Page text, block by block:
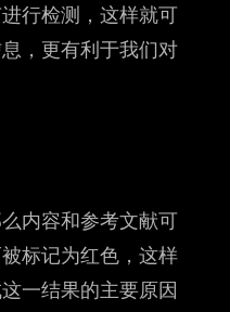
行检测，这样就可
，更有利于我们对
内容和参考文献可
标记为红色，这样
一结果的主要原因